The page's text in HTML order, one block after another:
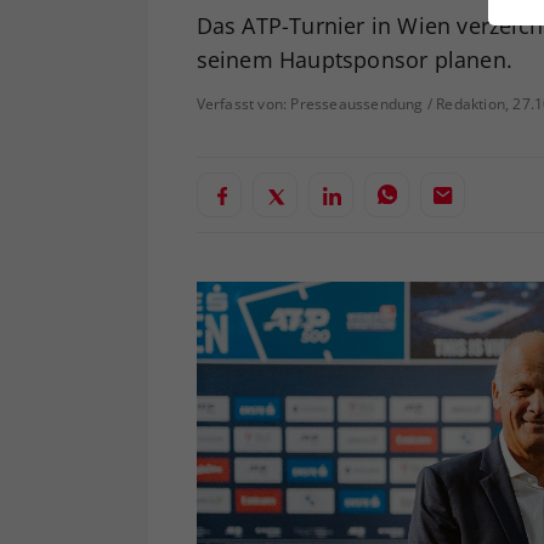
Das ATP-Turnier in Wien
seinem Hauptsponsor planen.
Verfasst von: Presseaussendung / Redaktion,